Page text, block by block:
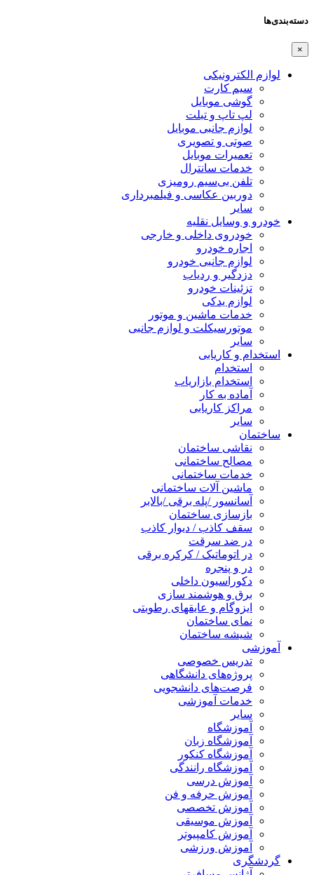
دسته‌بندی‌ها
×
لوازم الکترونیکی
سیم کارت
گوشی موبایل
لپ تاپ و تبلت
لوازم جانبی موبایل
صوتی و تصویری
تعمیرات موبایل
خدمات سانترال
تلفن بی‌سیم رومیزی
دوربین عکاسی و فیلمبرداری
سایر
خودرو و وسایل نقلیه
خودروی داخلی و خارجی
اجاره خودرو
لوازم جانبی خودرو
دزدگیر و ردیاب
تزئینات خودرو
لوازم یدکی
خدمات ماشین و موتور
موتورسیکلت و لوازم جانبی
سایر
استخدام و کاریابی
استخدام
استخدام بازاریاب
آماده به کار
مراکز کاریابی
سایر
ساختمان
نقاشی ساختمان
مصالح ساختمانی
خدمات ساختمانی
ماشین آلات ساختمانی
آسانسور /پله برقی /بالابر
بازسازی ساختمان
سقف کاذب / دیوار کاذب
در ضد سرقت
در اتوماتیک / کرکره برقی
در و پنجره
دکوراسیون داخلی
برق و هوشمند سازی
ایزوگام و عایقهای رطوبتی
نمای ساختمان
شیشه ساختمان
آموزشی
تدریس خصوصی
پروژه‌های دانشگاهی
فرصت‌های دانشجویی
خدمات آموزشی
سایر
آموزشگاه
آموزشگاه زبان
آموزشگاه کنکور
آموزشگاه رانندگی
آموزش درسی
آموزش حرفه و فن
آموزش تخصصی
آموزش موسیقی
آموزش کامپیوتر
آموزش ورزشی
گردشگری